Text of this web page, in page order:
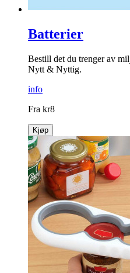
Batterier
Bestill det du trenger av
Nytt & Nyttig.
info
Fra kr8
Kjøp